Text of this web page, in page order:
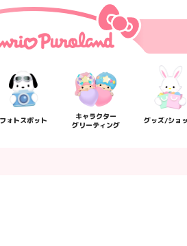
フォトスポット
キャラクター
グリーティング
グッズ/ショ